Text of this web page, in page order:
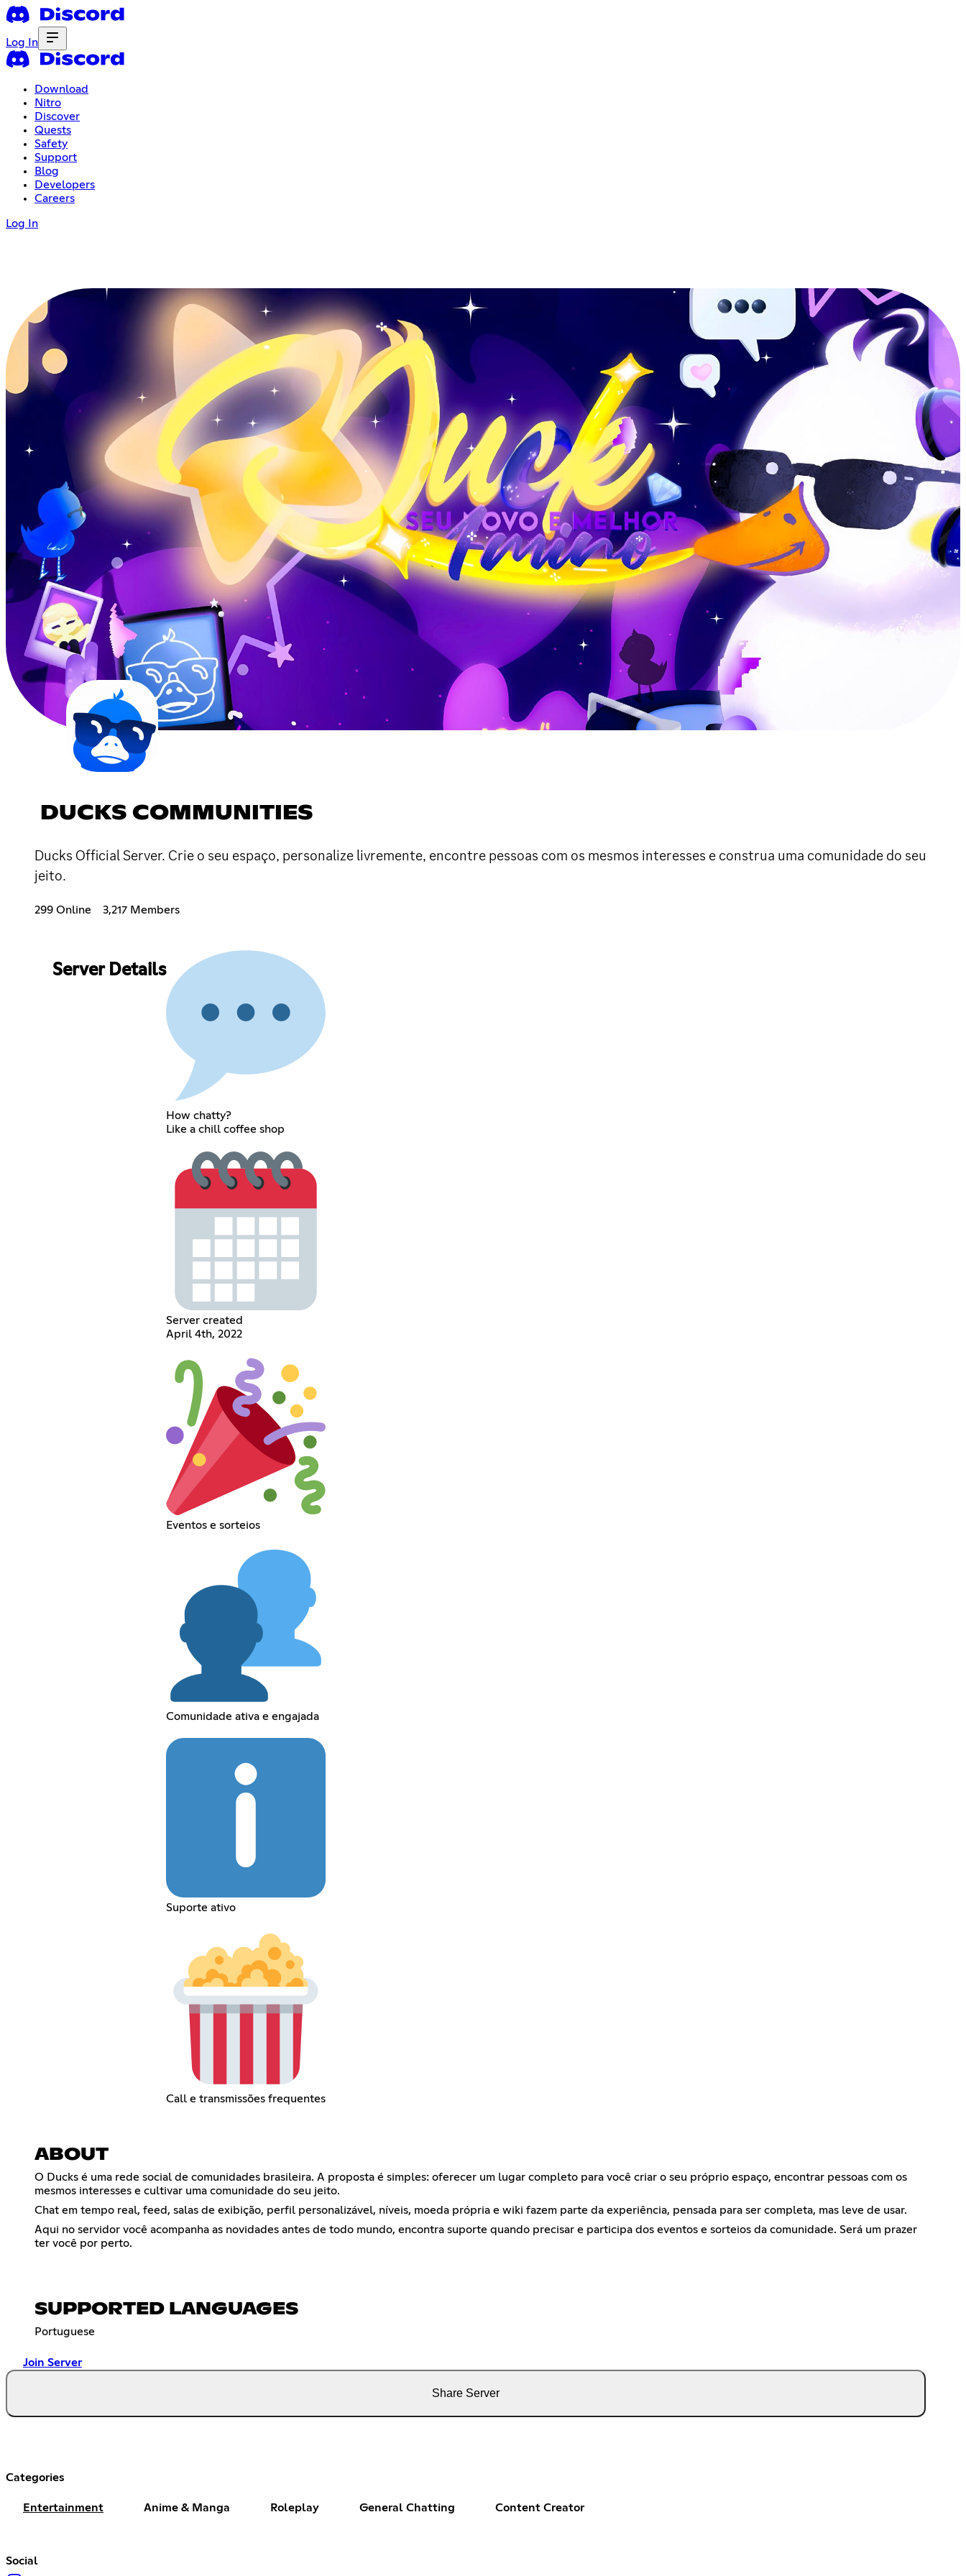
Log In
Download
Nitro
Discover
Quests
Safety
Support
Blog
Developers
Careers
Log In
DUCKS COMMUNITIES
Ducks Official Server. Crie o seu espaço, personalize livremente, encontre pessoas com os mesmos interesses e construa uma comunidade do seu
jeito.
299 Online 3,217 Members
Server Details
How chatty?
Like a chill coffee shop
Server created
April 4th, 2022
Eventos e sorteios
Comunidade ativa e engajada
Suporte ativo
Call e transmissões frequentes
ABOUT
O Ducks é uma rede social de comunidades brasileira. A proposta é simples: oferecer um lugar completo para você criar o seu próprio espaço, encontrar pessoas com os
mesmos interesses e cultivar uma comunidade do seu jeito.
Chat em tempo real, feed, salas de exibição, perfil personalizável, níveis, moeda própria e wiki fazem parte da experiência, pensada para ser completa, mas leve de usar.
Aqui no servidor você acompanha as novidades antes de todo mundo, encontra suporte quando precisar e participa dos eventos e sorteios da comunidade. Será um prazer
ter você por perto.
SUPPORTED LANGUAGES
Portuguese
Join Server
Share Server
Categories
Entertainment Anime & Manga Roleplay General Chatting Content Creator
Social